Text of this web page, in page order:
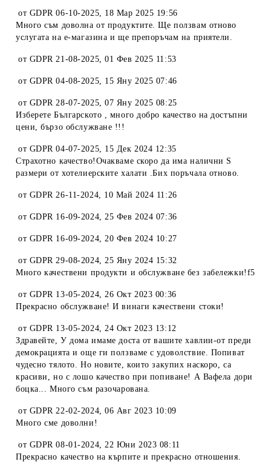
от GDPR 06-10-2025, 18 Мар 2025 19:56
Много съм доволна от продуктите. Ще ползвам отново
услугата на е-магазина и ще препоръчам на приятели.
от GDPR 21-08-2025,01 Фев 2025 11:53
от GDPR 04-08-2025, 15 Яну 2025 07:46
от GDPR 28-07-2025,07 Яну 2025 08:25
Изберете Българското , много добро качество на достъпни
цени, бързо обслужване !!!
от GDPR 04-07-2025, 15 Дек 2024 12:35
Страхотно качество!Очакваме скоро да има налични S
размери от хотелиерските халати .Бих поръчала отново.
от GDPR 26-11-2024, 10 Май 2024 11:26
от GDPR 16-09-2024,25 Фев 2024 07:36
от GDPR 16-09-2024,20 Фев 2024 10:27
от GDPR 29-08-2024,25 Яну 2024 15:32
Много качествени продукти и обслужване без забележки!f5
от GDPR 13-05-2024,26 Окт 2023 00:36
Прекрасно обслужване! И винаги качествени стоки!
от GDPR 13-05-2024,24 Окт 2023 13:12
Здравейте, У дома имаме доста от вашите хавлии-от преди
демокрацията и още ги ползваме с удоволствие. Попиват
чудесно тялото. Но новите, които закупих наскоро, са
красиви, но с лошо качество при попиване! А Вафела дори
боцка... Много съм разочарована.
от GDPR 22-02-2024,06 Авг 2023 10:09
Много сме доволни!
от GDPR 08-01-2024,22 Юни 2023 08:11
Прекрасно качество на кърпите и прекрасно отношения.